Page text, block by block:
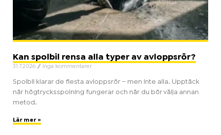
Kan spolbil rensa alla typer av avloppsrör?
31.7.2026 Inga kommentarer
Spolbil klarar de flesta avloppsrör – men inte alla. Upptäck
när högtrycksspolning fungerar och när du bör välja annan
metod.
Lär mer »